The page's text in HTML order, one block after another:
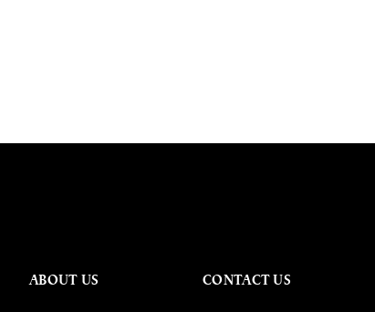
ABOUT US CONTACT US